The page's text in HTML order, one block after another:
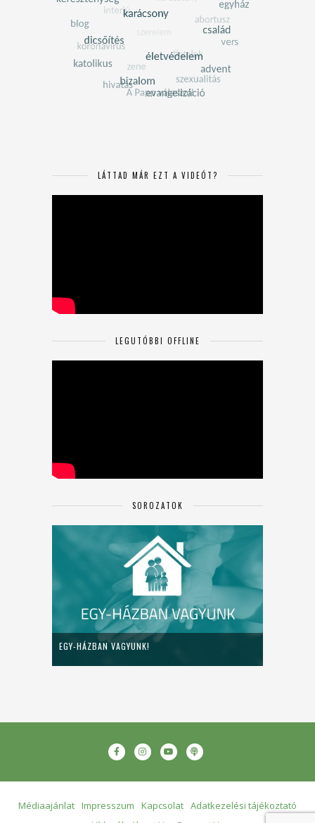
LÁTTAD MÁR EZT A VIDEÓT?
LEGUTÓBBI OFFLINE
SOROZATOK
EGY-HÁZBAN VAGYUNK!
Médiaajánlat Impresszum Kapcsolat Adatkezelési tájékoztató